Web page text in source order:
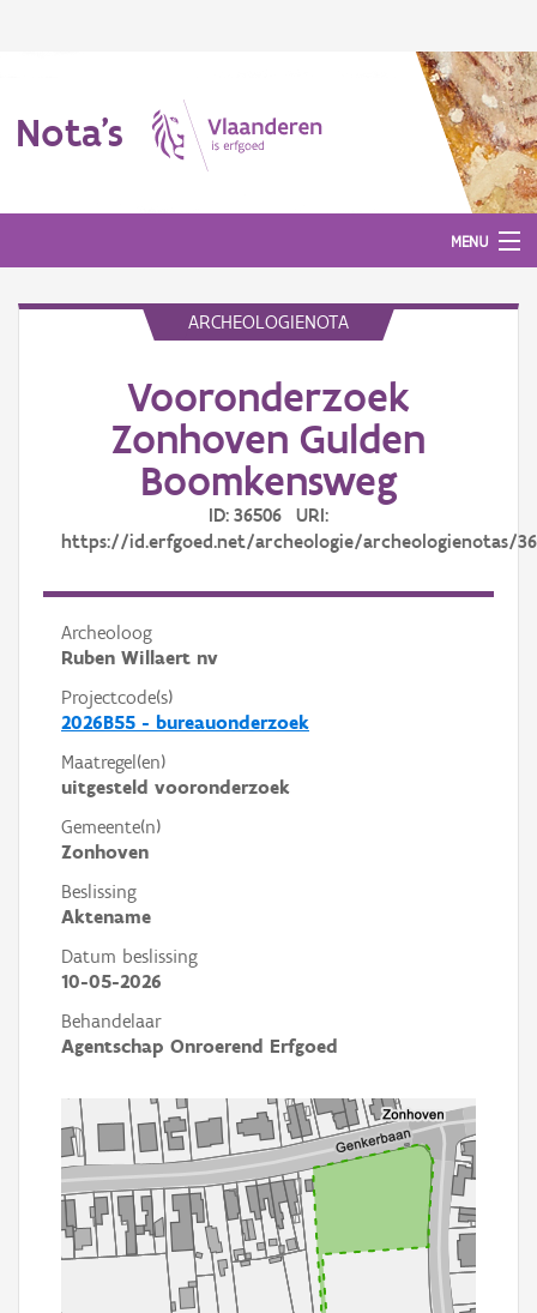
Nota's
MENU
ARCHEOLOGIENOTA
Vooronderzoek
Zonhoven Gulden
Boomkensweg
ID: 36506 URI:
https://id.erfgoed.net/archeologie/archeologienotas/
Archeoloog
Ruben Willaert nv
Projectcode(s)
2026B55 - bureauonderzoek
Maatregel(en)
uitgesteld vooronderzoek
Gemeente(n)
Zonhoven
Beslissing
Aktename
Datum beslissing
10-05-2026
Behandelaar
Agentschap Onroerend Erfgoed